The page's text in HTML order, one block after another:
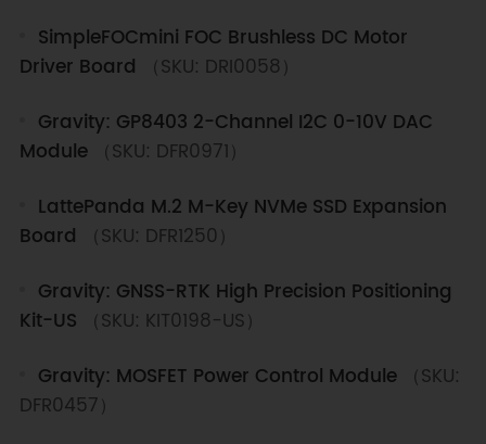
SimpleFOCmini FOC Brushless DC Motor
Driver Board
（SKU: DRI0058）
Gravity: GP8403 2-Channel I2C 0-10V DAC
Module （SKU: DFR0971）
LattePanda M.2 M-Key NVMe SSD Expansion
Board
（SKU: DFR1250）
Gravity: GNSS-RTK High Precision Positioning
Kit-US
（SKU: KIT0198-US）
Gravity: MOSFET Power Control Module （SKU:
DFR0457）